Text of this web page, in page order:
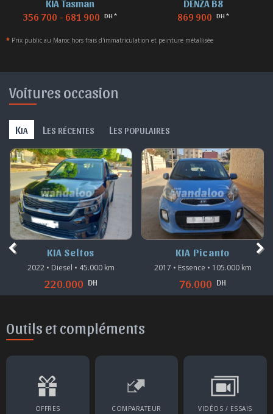
KIA Tasman
356 700 - 681 900 DH *
DENZA B8
869 900 DH *
* Prix public au Maroc hors frais d'immatriculation et peinture métallisée
Voitures occasion
KIA L ES RÉCENTES L ES POPULAIRES
KIA Seltos
2022 • Diesel • 45.000 km
220.000 DH
KIA Picanto
2017 • Essence • 105.000 km
76.000 DH
Outils et compléments
OFFRES COMPARATEUR VIDÉOS / ESSAIS